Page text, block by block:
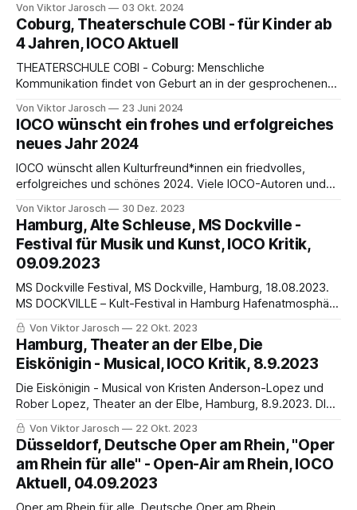
Dirigenten setzte sich die für ihre Wagner-Interpretationen
bekannte Australierin Simone Young
Von Viktor Jarosch 03 Okt. 2024
Coburg, Theaterschule COBI - für Kinder ab
4 Jahren, IOCO Aktuell
THEATERSCHULE COBI - Coburg: Menschliche
Kommunikation findet von Geburt an in der gesprochenen
statt: "Persönliche Einstellungen und "Lebens"-
Erfahrungen", so Nicole Strehl, "zeigen sich hier ..... alle
suchen ihr ....
Von Viktor Jarosch 23 Juni 2024
IOCO wünscht ein frohes und erfolgreiches
neues Jahr 2024
IOCO wünscht allen Kulturfreund*innen ein friedvolles,
erfolgreiches und schönes 2024. Viele IOCO-Autoren und
Zuhause“ gefunden. Oder: Sie möchten gerne auch bei
IOCO mitmachen ? Schreiben Sie uns - Wir freuen uns auf
Sie !
Von Viktor Jarosch 30 Dez. 2023
Hamburg, Alte Schleuse, MS Dockville -
Festival für Musik und Kunst, IOCO Kritik,
09.09.2023
MS Dockville Festival, MS Dockville, Hamburg, 18.08.2023.
MS DOCKVILLE – Kult-Festival in Hamburg Hafenatmosphäre
Das MS DOCKVILLE war ein dreitägiges Festival für Musik
und Kunst in Hamburg-Wilhelmsburg. Mehr als 60.000
Besucher*innen und knapp 10.000 Camper*
Von Viktor Jarosch 22 Okt. 2023
Hamburg, Theater an der Elbe, Die
Eiskönigin - Musical, IOCO Kritik, 8.9.2023
Die Eiskönigin - Musical von Kristen Anderson-Lopez und
Rober Lopez, Theater an der Elbe, Hamburg, 8.9.2023. DIE
Rober Lopez von Falk Rasokat Wie einst die Märchen der
Gebrüder Grimm, die Geschichten von Astrid Lindgren oder
auch Rittergeschichten früherer Zeit Kinder eine
Von Viktor Jarosch 22 Okt. 2023
Düsseldorf, Deutsche Oper am Rhein, "Oper
am Rhein für alle" - Open-Air am Rhein, IOCO
Aktuell, 04.09.2023